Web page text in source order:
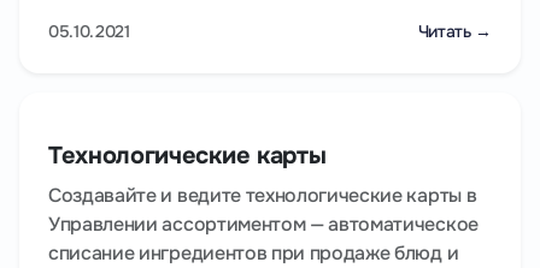
05.10.2021 Читать →
Технологические карты
Создавайте и ведите технологические карты в
Управлении ассортиментом — автоматическое
списание ингредиентов при продаже блюд и